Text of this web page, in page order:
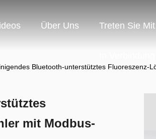
Über Uns Treten Sie
Bluetooth-unterstütztes Fluoreszenz-
mit Modbus-